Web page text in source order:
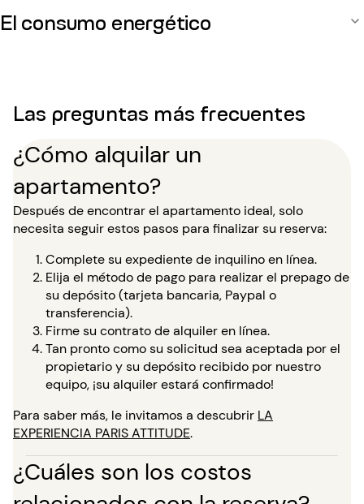
El consumo energético
Las preguntas más frecuentes
¿Cómo alquilar un
apartamento?
Después de encontrar el apartamento ideal, solo
necesita seguir estos pasos para finalizar su reserva:
Complete su expediente de inquilino en línea.
Elija el método de pago para realizar el prepago de
su depósito (tarjeta bancaria, Paypal o
transferencia).
Firme su contrato de alquiler en línea.
Tan pronto como su solicitud sea aceptada por el
propietario y su depósito recibido por nuestro
equipo, ¡su alquiler estará confirmado!
Para saber más, le invitamos a descubrir LA
EXPERIENCIA PARIS ATTITUDE.
¿Cuáles son los costos